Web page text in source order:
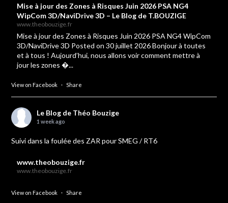
Mise à jour des Zones à Risques Juin 2026 PSA NG4
WipCom 3D/NaviDrive 3D – Le Blog de T.BOUZIGE
www.theobouzige.fr
Mise à jour des Zones à Risques Juin 2026 PSA NG4 WipCom
3D/NaviDrive 3D Posted on 30 juillet 2026 Bonjour à toutes
et à tous ! Aujourd’hui, nous allons voir comment mettre à
jour les zones �...
View on Facebook · Share
Le Blog de Théo Bouzige
1 week ago
Suivi dans la foulée des ZAR pour SMEG / RT6
www.theobouzige.fr
www.theobouzige.fr
View on Facebook · Share